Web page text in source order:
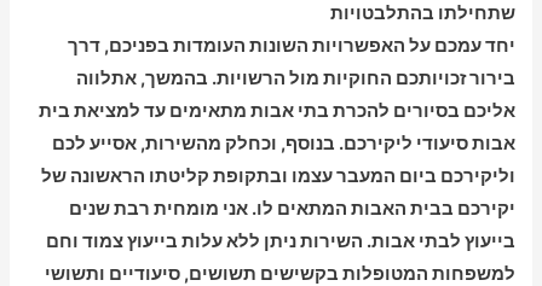
שתחילתו בהתלבטויות
יחד עמכם על האפשרויות השונות העומדות בפניכם, דרך
בירור זכויותכם החוקיות מול הרשויות. בהמשך, אתלווה
אליכם בסיורים להכרת בתי אבות מתאימים עד למציאת בית
אבות סיעודי ליקירכם. בנוסף, וכחלק מהשירות, אסייע לכם
וליקירכם ביום המעבר עצמו ובתקופת קליטתו הראשונה של
יקירכם בבית האבות המתאים לו. אני מומחית רבת שנים
בייעוץ לבתי אבות. השירות ניתן ללא עלות בייעוץ צמוד וחם
למשפחות המטופלות בקשישים תשושים, סיעודיים ותשושי